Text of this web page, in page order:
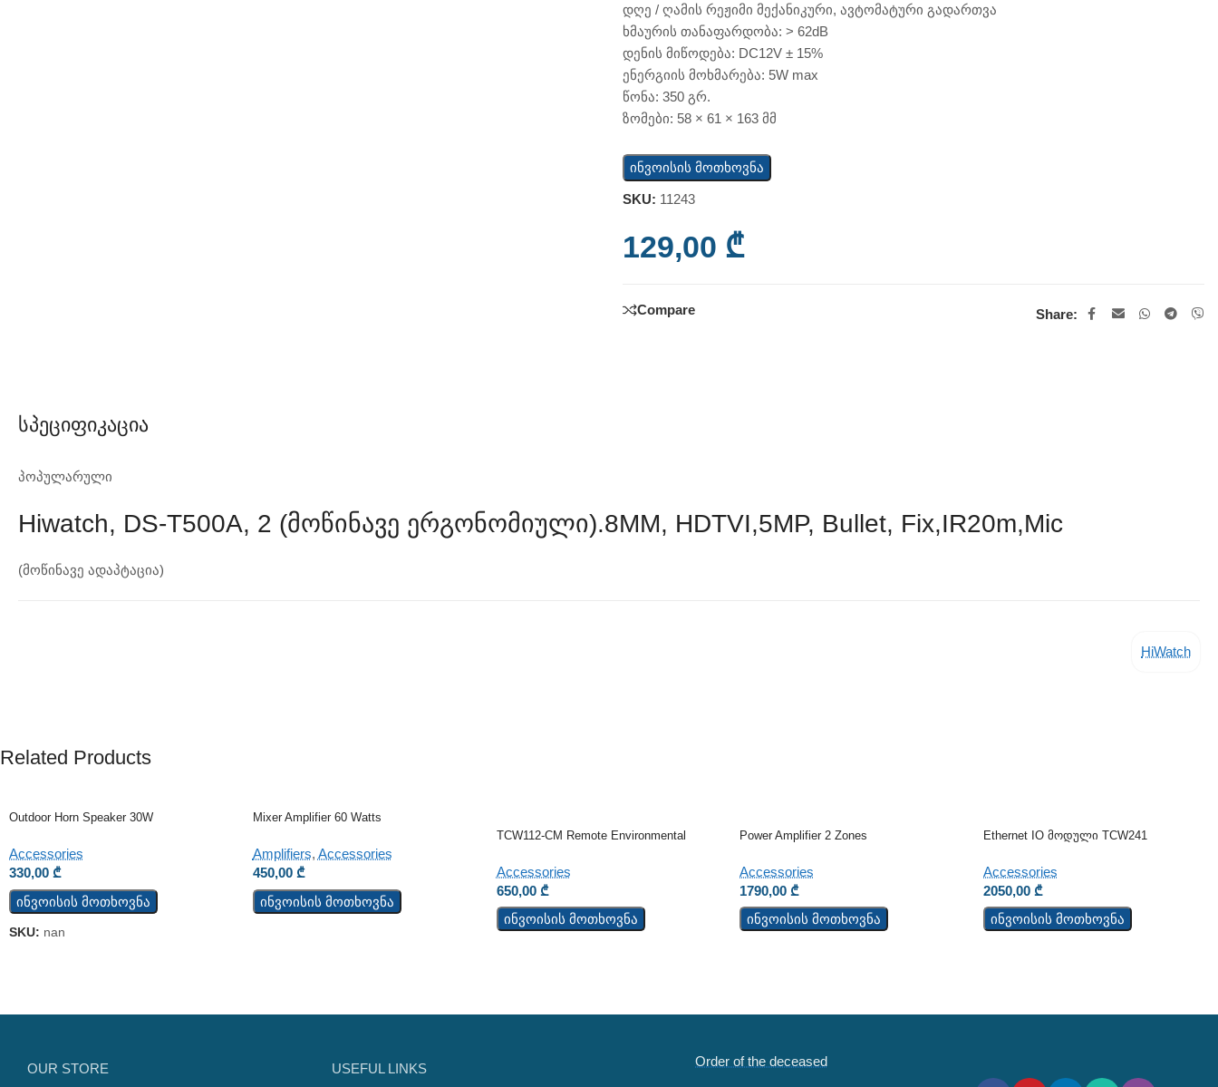
დღე / ღამის რეჟიმი მექანიკური, ავტომატური გადართვა
ხმაურის თანაფარდობა: > 62dB
დენის მიწოდება: DC12V ± 15%
ენერგიის მოხმარება: 5W max
წონა: 350 გრ.
ზომები: 58 × 61 × 163 მმ
ინვოისის მოთხოვნა
SKU: 11243
129,00 ₾
Compare Share:
Სპეციფიკაცია
პოპულარული
Hiwatch, DS-T500A, 2 (მოწინავე Ერგონომიული).8MM, HDTVI,5MP, Bullet, Fix,IR20m,Mic
(მოწინავე ადაპტაცია)
HiWatch
Related Products
Outdoor Horn Speaker 30W
Accessories
330,00 ₾
ინვოისის მოთხოვნა
SKU: nan
Mixer Amplifier 60 Watts
Amplifiers, Accessories
450,00 ₾
ინვოისის მოთხოვნა
TCW112-CM Remote Environmental
Accessories
650,00 ₾
ინვოისის მოთხოვნა
Power Amplifier 2 Zones
Accessories
1790,00₾
ინვოისის მოთხოვნა
Ethernet IO Მოდული TCW241
Accessories
2050,00₾
ინვოისის მოთხოვნა
OUR STORE USEFUL LINKS Order of the deceased